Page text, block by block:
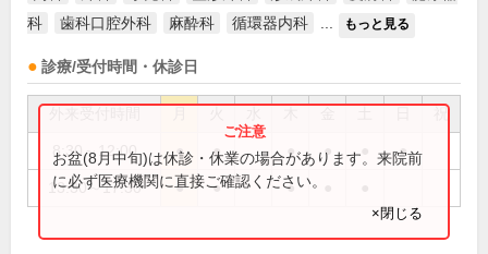
科
歯科口腔外科 麻酔科 循環器内科 もっと見る
診療/受付時間・休診日
祝
8:30～12:00 ● ● ● ● ●
13:30～17:30 ● ● ●
お盆(8月中旬)は休診・休業の場合があります。来院前
に必ず医療機関に直接ご確認ください。
×閉じる